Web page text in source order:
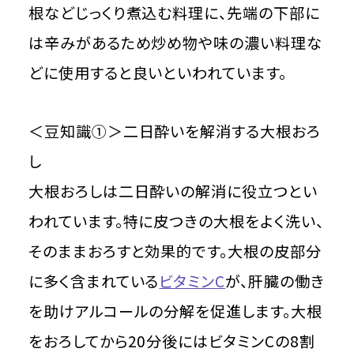
根などじっくり煮込む料理に、先端の下部に
は辛みがあるため炒め物や味の濃い料理な
どに使用すると良いといわれています。
＜豆知識①＞二日酔いを解消する大根おろ
し
大根おろしは二日酔いの解消に役立つとい
われています。特に皮つきの大根をよく洗い、
そのままおろすと効果的です。大根の皮部分
に多く含まれているビタミンCが、肝臓の働き
を助けアルコールの分解を促進します。大根
をおろしてから20分後にはビタミンCの8割